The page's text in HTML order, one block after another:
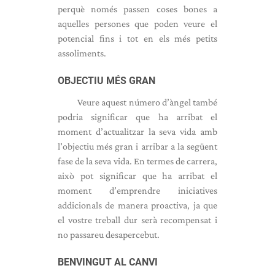
perquè només passen coses bones a
aquelles persones que poden veure el
potencial fins i tot en els més petits
assoliments.
OBJECTIU MÉS GRAN
Veure aquest número d’àngel també
podria significar que ha arribat el
moment d’actualitzar la seva vida amb
l'objectiu més gran i arribar a la següent
fase de la seva vida. En termes de carrera,
això pot significar que ha arribat el
moment d’emprendre iniciatives
addicionals de manera proactiva, ja que
el vostre treball dur serà recompensat i
no passareu desapercebut.
BENVINGUT AL CANVI